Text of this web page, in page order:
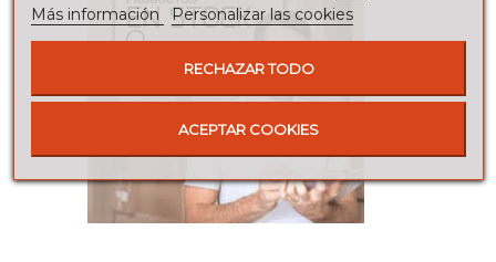
Más información
Personalizar las cookies
RECHAZAR TODO
ACEPTAR COOKIES